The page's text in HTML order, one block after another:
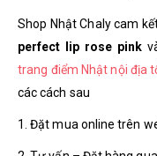
Shop Nhật Chaly cam
perfect lip rose pink
trang điểm Nhật nội địa
các cách sau
1. Đặt mua online trên